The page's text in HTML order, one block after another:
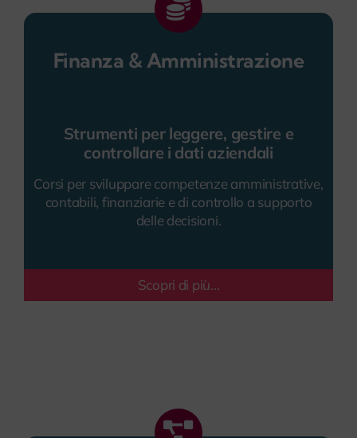
Finanza & Amministrazione
Strumenti per leggere, gestire e
controllare i dati aziendali
Corsi per sviluppare competenze amministrative,
contabili, finanziarie e di controllo a supporto
delle decisioni.
Scopri di più...